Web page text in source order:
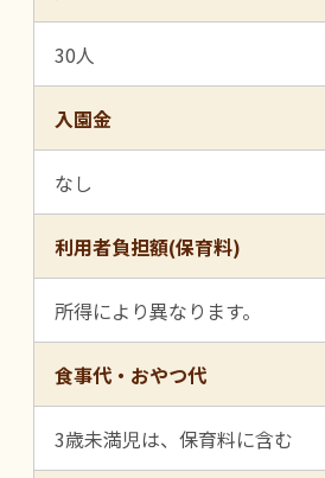
30人
入園金
なし
利用者負担額(保育料)
所得により異なります。
食事代・おやつ代
3歳未満児は、保育料に含む